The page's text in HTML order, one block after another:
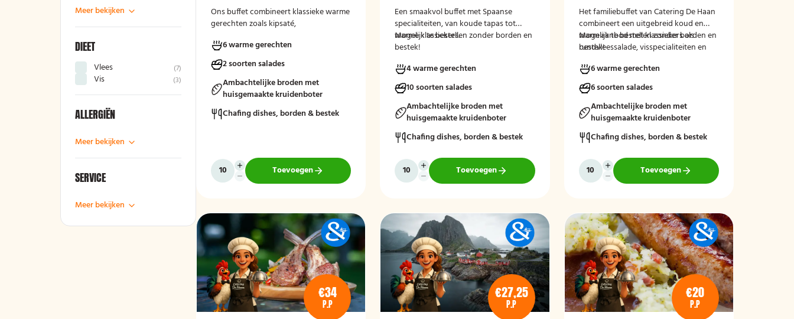
Meer bekijken
DIEET
Vlees (7)
Vis (3)
ALLERGIËN
Meer bekijken
SERVICE
Meer bekijken
Ons buffet combineert klassieke warme
gerechten zoals kipsaté,
kipschnitzels met bijgerechten als
gebakken aardappelen, rijst en
seizoensgroenten. Afgerond met frisse
rauwkost, gemengde salades en vers
brood met kruidenboter voor een
compleet en smaakvol geheel.
6 warme gerechten
2 soorten salades
Ambachtelijke broden met
huisgemaakte kruidenboter
Chafing dishes, borden & bestek
Toevoegen
Een smaakvol buffet met Spaanse
specialiteiten, van koude tapas tot
warme klassiekers.
Mogelijk te bestellen zonder borden en
bestek!
4 warme gerechten
10 soorten salades
Ambachtelijke broden met
huisgemaakte kruidenboter
Chafing dishes, borden & bestek
Toevoegen
Het familiebuffet van Catering De Haan
combineert een uitgebreid koud en
warm aanbod met klassiekers als
rundvleessalade, visspecialiteiten en
sauzen. Perfect aangevuld met warme
bijgerechten en een optioneel dessert
zoals crème brûlée met vanille-ijs.
Mogelijk te bestellen zonder borden en
bestek!
6 warme gerechten
6 soorten salades
Ambachtelijke broden met
huisgemaakte kruidenboter
Chafing dishes, borden & bestek
Toevoegen
€34
P.P
€27,25
P.P
€20
P.P